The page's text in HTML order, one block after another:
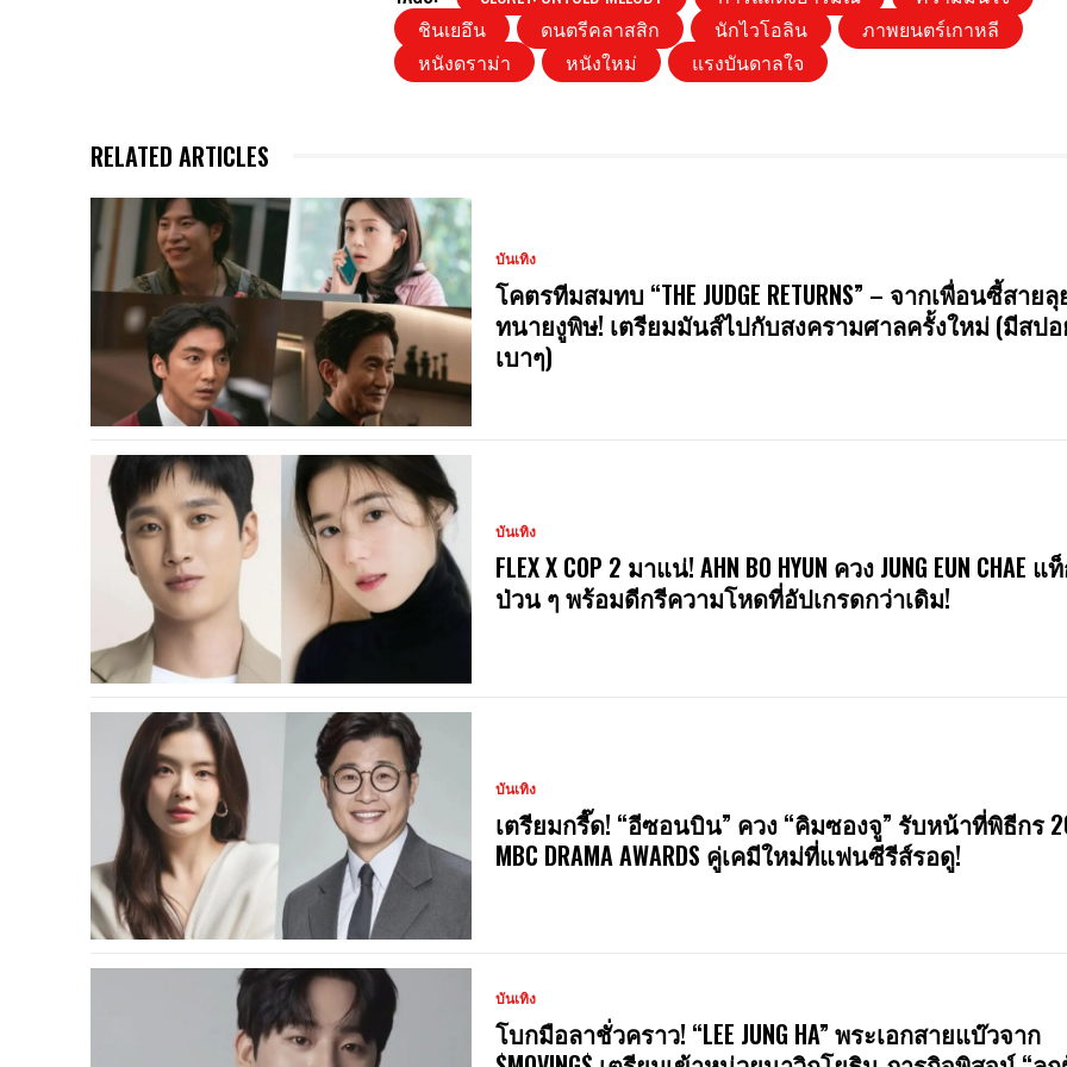
ชินเยอึน
ดนตรีคลาสสิก นักไวโอลิน
ภาพยนตร์เกาหลี
หนังดราม่า
หนังใหม่ แรงบันดาลใจ
RELATED ARTICLES
บันเทิง
โคตรทีมสมทบ “THE JUDGE RETURNS” – จากเพื่อนซี้สาย
ทนายงูพิษ! เตรียมมันส์ไปกับสงครามศาลครั้งใหม่ (มีสป
เบาๆ)
บันเทิง
FLEX X COP 2 มาแน่! AHN BO HYUN ควง JUNG EUN CHAE
ป่วน ๆ พร้อมดีกรีความโหดที่อัปเกรดกว่าเดิม!
บันเทิง
เตรียมกรี๊ด! “อีซอนบิน” ควง “คิมซองจู” รับหน้าที่พิธีกร
MBC DRAMA AWARDS คู่เคมีใหม่ที่แฟนซีรีส์รอดู!
บันเทิง
โบกมือลาชั่วคราว! “LEE JUNG HA” พระเอกสายแบ๊วจาก